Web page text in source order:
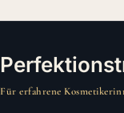
Für erfahrene